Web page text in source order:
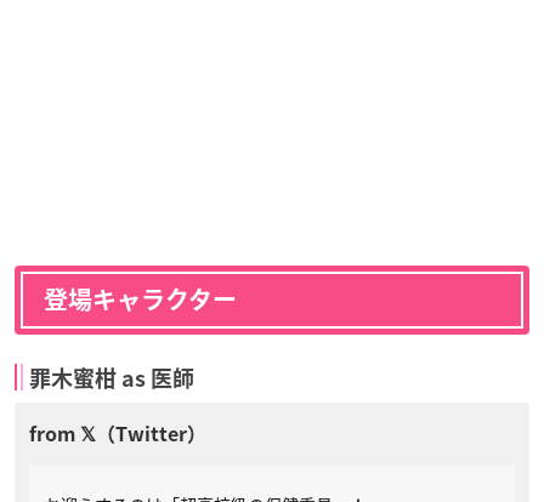
登場キャラクター
罪木蜜柑 as 医師